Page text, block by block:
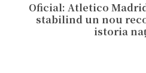
Oficial: Atletico
stabilind un nou
istoria